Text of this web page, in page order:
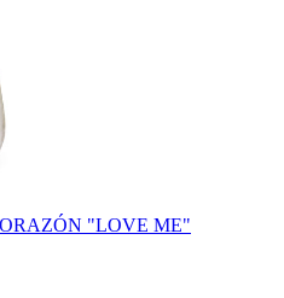
"LOVE ME"